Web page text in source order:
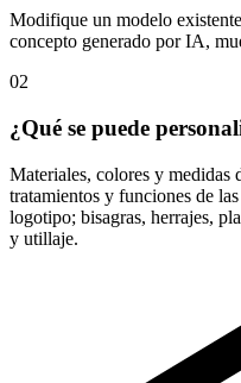
Modifique un modelo
concepto generado por IA,
02
¿Qué se puede
Materiales, colores y medidas
tratamientos y funciones de
logotipo; bisagras, herrajes,
y utillaje.